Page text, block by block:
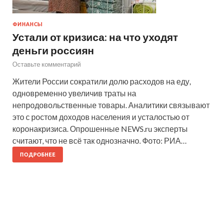
ФИНАНСЫ
Устали от кризиса: на что уходят
деньги россиян
Оставьте комментарий
Жители России сократили долю расходов на еду,
одновременно увеличив траты на
непродовольственные товары. Аналитики связывают
это с ростом доходов населения и усталостью от
коронакризиса. Опрошенные NEWS.ru эксперты
считают, что не всё так однозначно. Фото: РИА…
ПОДРОБНЕЕ